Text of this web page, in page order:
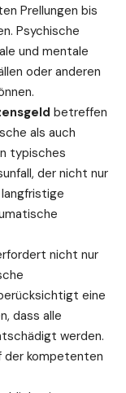
Prellungen bis
Psychische
und mentale
oder anderen
betreffen
als auch
typisches
der nicht nur
nicht nur
eine
dass alle
werden.
der kompetenten